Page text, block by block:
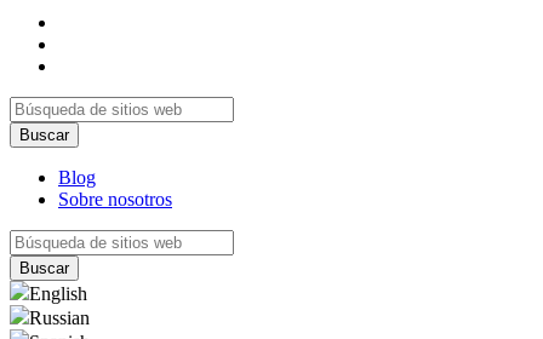
Blog
Sobre nosotros
English
Russian